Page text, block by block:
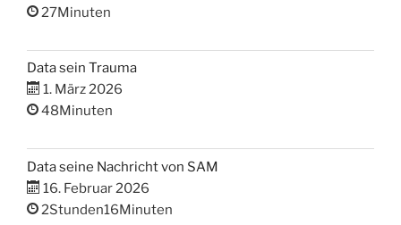
27Minuten
Data sein Trauma
1. März 2026
48Minuten
Data seine Nachricht von SAM
16. Februar 2026
2Stunden16Minuten